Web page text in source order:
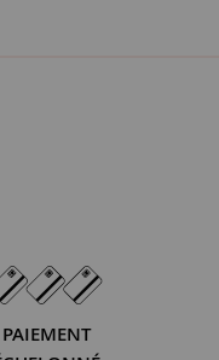
PAIEMENT